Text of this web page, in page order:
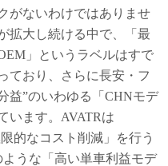
がないわけではありませ
拡大し続ける中で、「最
」というラベルはすで
ており、さらに長安・フ
益”のいわゆる「CHNモデ
います。AVATRは
的なコスト削減」を行う
うな「高い単車利益モデ